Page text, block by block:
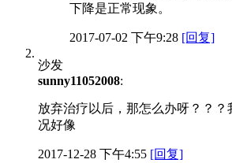
下降是正常现象。
2017-07-02 下午9:28 [回复]
沙发
sunny11052008:
放弃治疗以后，那怎么办呀？？
况好像
2017-12-28 下午4:55 [回复]